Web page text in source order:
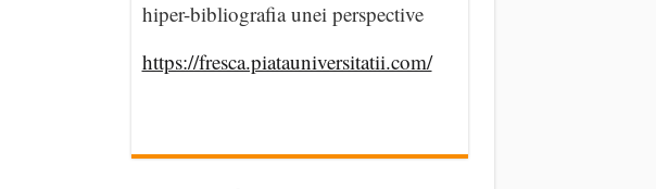
hiper-bibliografia unei perspective
https://fresca.piatauniversitatii.com/